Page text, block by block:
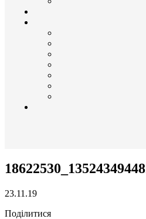
23.11.19
Поділитися